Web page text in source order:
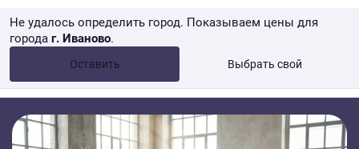
Не удалось определить город. Показываем цены для
города г. Иваново.
Оставить Выбрать свой
от 10 000 ₽ Розница → WB